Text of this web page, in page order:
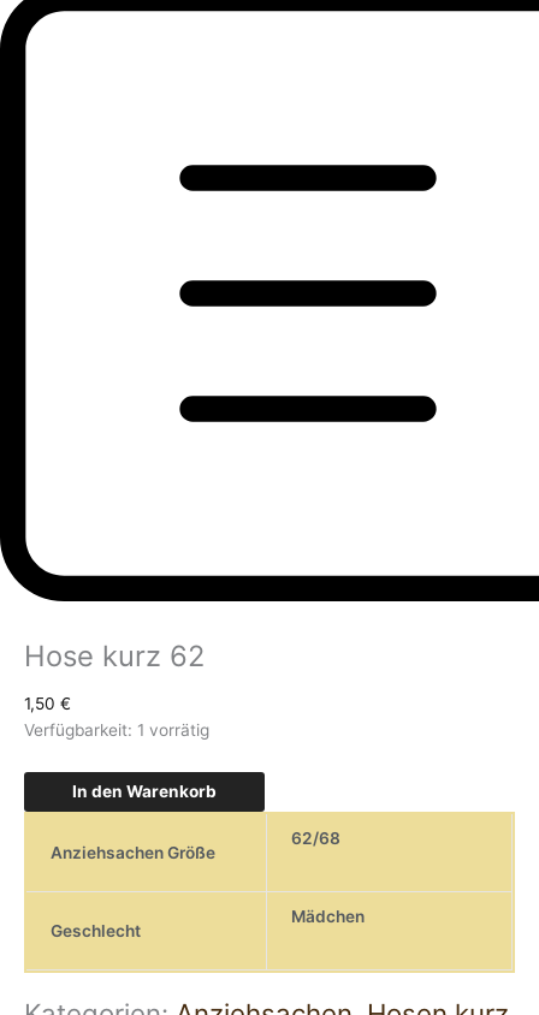
Hose kurz 62
1,50 €
Verfügbarkeit: 1 vorrätig
In den Warenkorb
Anziehsachen Größe
62/68
Geschlecht
Mädchen